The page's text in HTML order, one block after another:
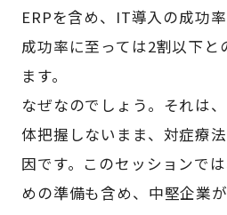
ERPを含め、IT導入の成功
成功率に至っては2割以下と
ます。
なぜなのでしょう。それは
体把握しないまま、対症療
因です。このセッションで
めの準備も含め、中堅企業